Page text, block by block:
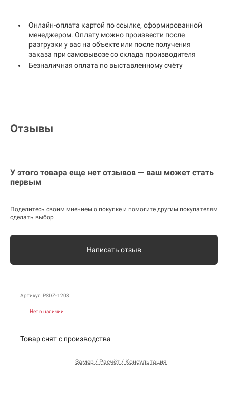
Онлайн-оплата картой по ссылке, сформированной
менеджером. Оплату можно произвести после
разгрузки у вас на объекте или после получения
заказа при самовывозе со склада производителя
Безналичная оплата по выставленному счёту
Отзывы
У этого товара еще нет отзывов — ваш может стать
первым
Поделитесь своим мнением о покупке и помогите другим покупателям
сделать выбор
Написать отзыв
Артикул: PSDZ-1203
Нет в наличии
Товар снят с производства
Замер / Расчёт / Консультация